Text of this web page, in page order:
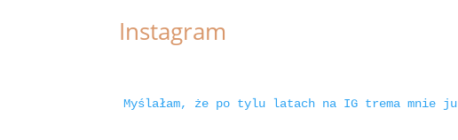
Instagram
Myślałam, że po tylu latach na IG trema mnie ju